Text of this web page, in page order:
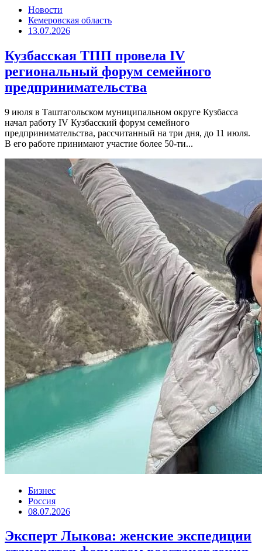
Новости
Кемеровская область
13.07.2026
Кузбасская ТПП провела IV
региональный форум семейного
предпринимательства
9 июля в Таштагольском муниципальном округе Кузбасса
начал работу IV Кузбасский форум семейного
предпринимательства, рассчитанный на три дня, до 11 июля.
В его работе принимают участие более 50-ти...
Бизнес
Россия
08.07.2026
Эксперт Лыкова: женские экспедиции